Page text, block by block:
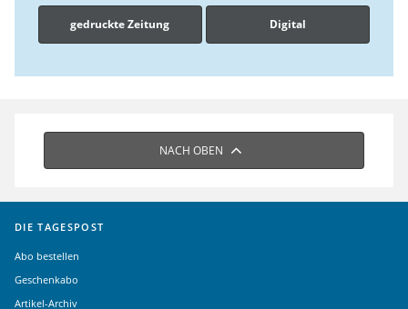
gedruckte Zeitung Digital
NACH OBEN
DIE TAGESPOST
Abo bestellen
Geschenkabo
Artikel-Archiv